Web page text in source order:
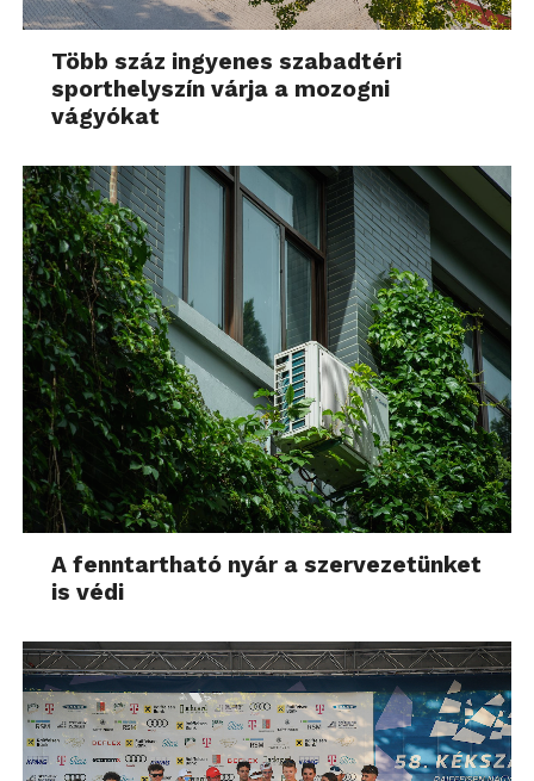
Több száz ingyenes szabadtéri
sporthelyszín várja a mozogni
vágyókat
A fenntartható nyár a szervezetünket
is védi